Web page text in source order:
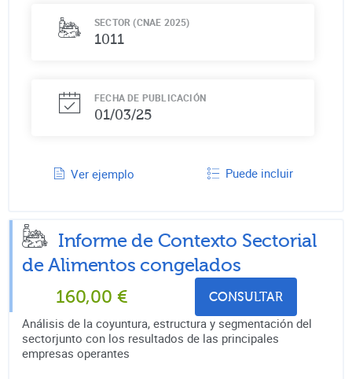
SECTOR (CNAE 2025)
1011
FECHA DE PUBLICACIÓN
01/03/25
Ver ejemplo Puede incluir
Informe de Contexto Sectorial
de Alimentos congelados
160,00 € CONSULTAR
Análisis de la coyuntura, estructura y segmentación del
sectorjunto con los resultados de las principales
empresas operantes